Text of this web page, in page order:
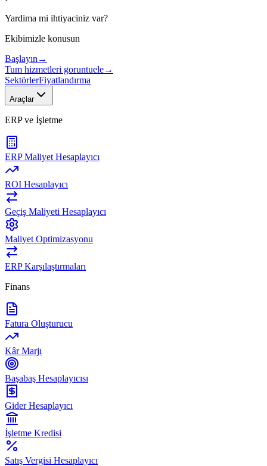
Yardima mi ihtiyaciniz var?
Ekibimizle konusun
Başlayın →
Tum hizmetleri goruntuele→
SektörlerFiyatlandırma
Araçlar
ERP ve İşletme
ERP Maliyet Hesaplayıcı
ROI Hesaplayıcı
Geçiş Maliyeti Hesaplayıcı
Maliyet Optimizasyonu
ERP Karşılaştırmaları
Finans
Fatura Oluşturucu
Kâr Marjı
Başabaş Hesaplayıcısı
Gider Hesaplayıcı
İşletme Kredisi
Satış Vergisi Hesaplayıcı